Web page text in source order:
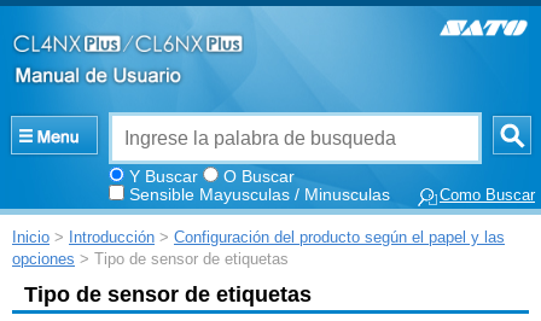
Y Buscar
O Buscar
Sensible Mayusculas / Minusculas
Como Buscar
Inicio > Introducción > Configuración del producto según el papel y las
opciones > Tipo de sensor de etiquetas
Tipo de sensor de etiquetas